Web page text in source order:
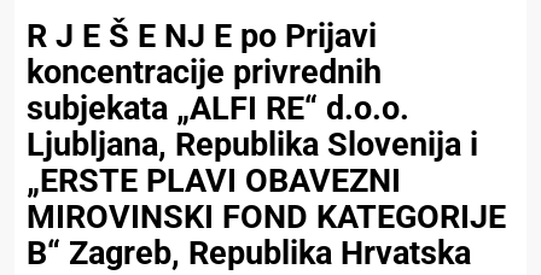
R J E Š E NJ E po Prijavi
koncentracije privrednih
subjekata „ALFI RE“ d.o.o.
Ljubljana, Republika Slovenija i
„ERSTE PLAVI OBAVEZNI
MIROVINSKI FOND KATEGORIJE
B“ Zagreb, Republika Hrvatska